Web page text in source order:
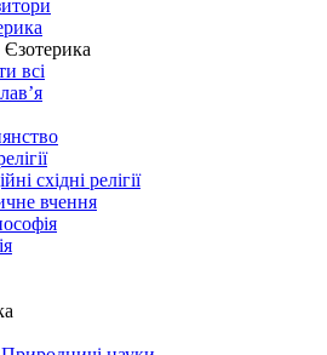
Єзотерика
всі
східні релігії
вчення